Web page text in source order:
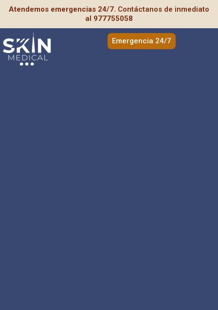
Skip
content
Atendemos emergencias 24/7. Contáctanos de inmediato
al 977755058
Emergencia 24/7